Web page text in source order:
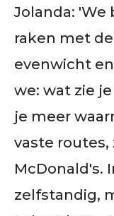
Jolanda:
raken met
evenwicht
we: wat zie
je meer
vaste routes,
McDonald's.
zelfstandig,